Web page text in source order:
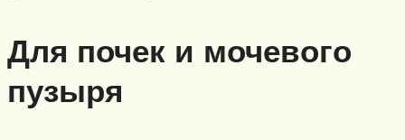
Для почек и мочевого
пузыря